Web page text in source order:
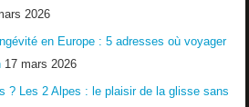
2026
en Europe : 5 adresses où voyager
17 mars 2026
? Les 2 Alpes : le plaisir de la glisse sans